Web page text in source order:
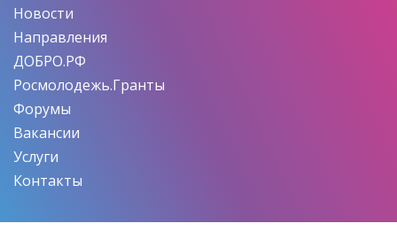
Новости
Направления
ДОБРО.РФ
Росмолодежь.Гранты
Форумы
Вакансии
Услуги
Контакты